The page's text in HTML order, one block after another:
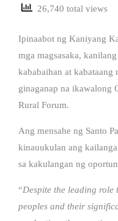
26,740 total views
Ipinaabot ng Kaniyang
mga magsasaka,
kababaihan at kabataang
ginaganap na ikawalong
Rural Forum.
Ang mensahe ng Santo
kinauukulan ang
sa kakulangan ng
“Despite the leading role
peoples and their